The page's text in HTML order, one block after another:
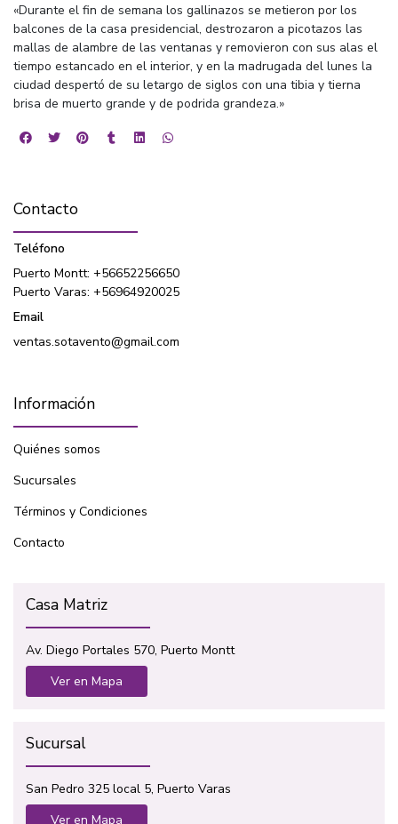
«Durante el fin de semana los gallinazos se metieron por los
balcones de la casa presidencial, destrozaron a picotazos las
mallas de alambre de las ventanas y removieron con sus alas el
tiempo estancado en el interior, y en la madrugada del lunes la
ciudad despertó de su letargo de siglos con una tibia y tierna
brisa de muerto grande y de podrida grandeza.»
Contacto
Teléfono
Puerto Montt: +56652256650
Puerto Varas: +56964920025
Email
ventas.sotavento@gmail.com
Información
Quiénes somos
Sucursales
Términos y Condiciones
Contacto
Casa Matriz
Av. Diego Portales 570, Puerto Montt
Ver en Mapa
Sucursal
San Pedro 325 local 5, Puerto Varas
Ver en Mapa